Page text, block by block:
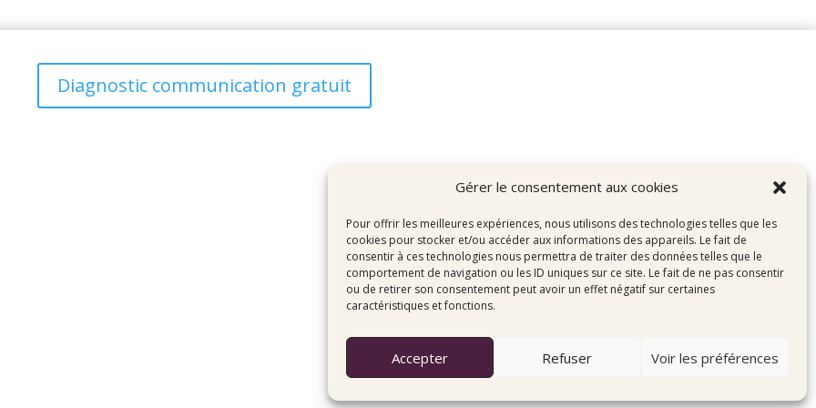
Gérer le consentement aux cookies
Pour offrir les meilleures expériences, nous utilisons des technologies telles que les
cookies pour stocker et/ou accéder aux informations des appareils. Le fait de
consentir à ces technologies nous permettra de traiter des données telles que le
comportement de navigation ou les ID uniques sur ce site. Le fait de ne pas consentir
ou de retirer son consentement peut avoir un effet négatif sur certaines
caractéristiques et fonctions.
Accepter Refuser Voir les préférences
Diagnostic communication gratuit
→ Structurer
→ Développer
→ Accompagner